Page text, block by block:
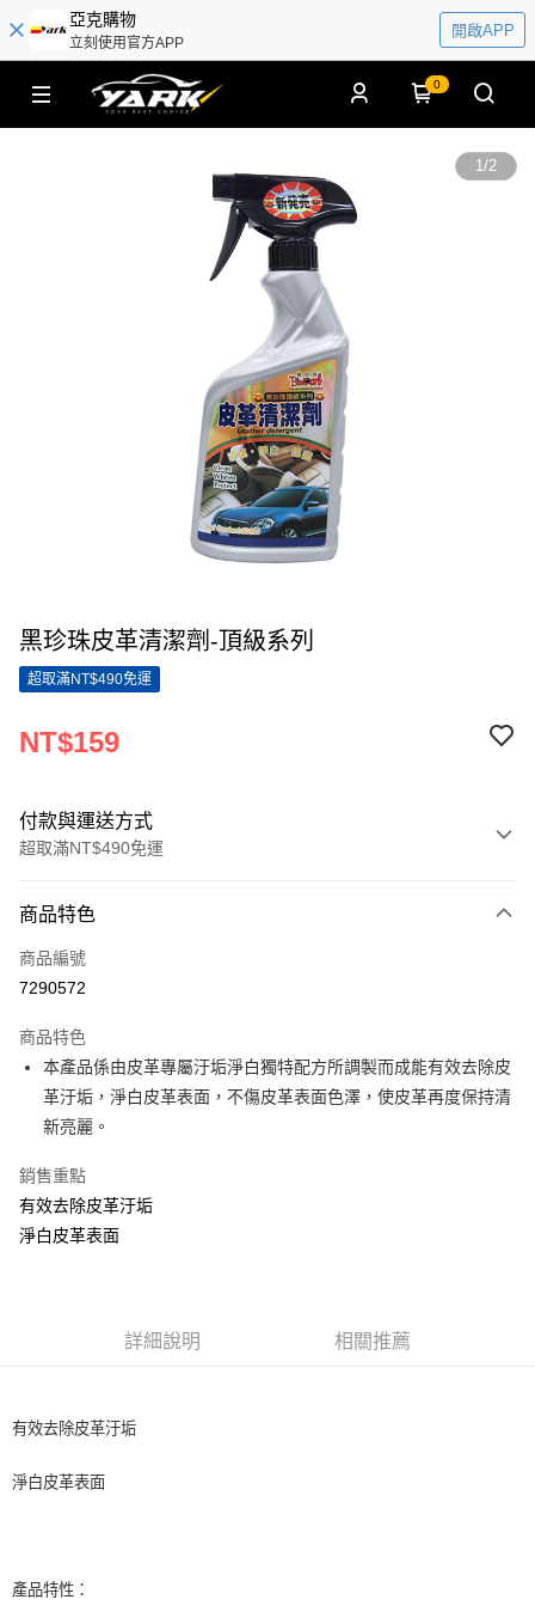
亞克購物
立刻使用官方APP
開啟APP
0
1/2
黑珍珠皮革清潔劑-頂級系列
超取滿NT$490免運
NT$159
付款與運送方式
超取滿NT$490免運
信用卡一次付款
超商取貨付款
Apple Pay
街口支付
全盈+PAY
AFTEE先享後付
結帳頁面，進行簡訊認證並確認金額後，即可完成結帳。
購買商品的店家。未經商家同意取消之訂單仍視為有效，需透過AFTEE先享
每筆NT$70，滿NT$490(含以上)免運費
付款後全家取貨 (運費70$)
每筆NT$70，滿NT$490(含以上)免運費
商品特色
商品編號
7290572
商品特色
本產品係由皮革專屬汙垢淨白獨特配方所調製而成能有效去除皮
革汙垢，淨白皮革表面，不傷皮革表面色澤，使皮革再度保持清
新亮麗。
銷售重點
有效去除皮革汙垢
淨白皮革表面
詳細說明 相關推薦
有效去除皮革汙垢
淨白皮革表面
產品特性：